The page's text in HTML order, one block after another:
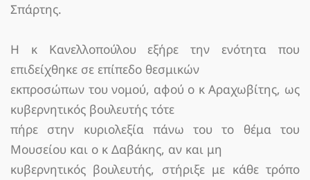
Σπάρτης.
Η κ Κανελλοπούλου εξήρε την ενότητα που
επιδείχθηκε σε επίπεδο θεσμικών
εκπροσώπων του νομού, αφού ο κ Αραχωβίτης, ως
κυβερνητικός βουλευτής τότε
πήρε στην κυριολεξία πάνω του το θέμα του
Μουσείου και ο κ Δαβάκης, αν και μη
κυβερνητικός βουλευτής, στήριξε με κάθε τρόπο